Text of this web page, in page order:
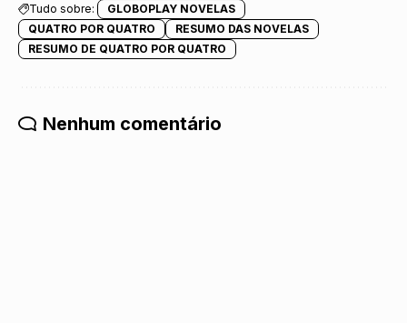
Tudo sobre:
GLOBOPLAY NOVELAS
QUATRO POR QUATRO
RESUMO DAS NOVELAS
RESUMO DE QUATRO POR QUATRO
Nenhum comentário